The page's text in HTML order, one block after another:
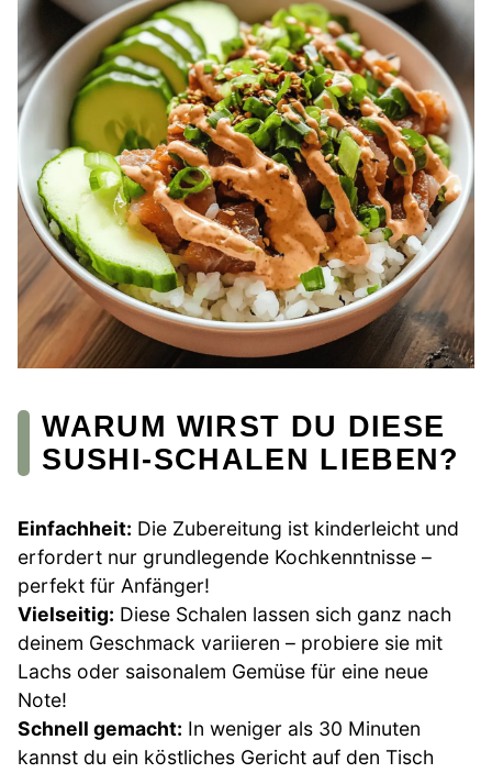
WARUM WIRST DU DIESE
SUSHI-SCHALEN LIEBEN?
Einfachheit: Die Zubereitung ist kinderleicht und
erfordert nur grundlegende Kochkenntnisse –
perfekt für Anfänger!
Vielseitig: Diese Schalen lassen sich ganz nach
deinem Geschmack variieren – probiere sie mit
Lachs oder saisonalem Gemüse für eine neue
Note!
Schnell gemacht: In weniger als 30 Minuten
kannst du ein köstliches Gericht auf den Tisch